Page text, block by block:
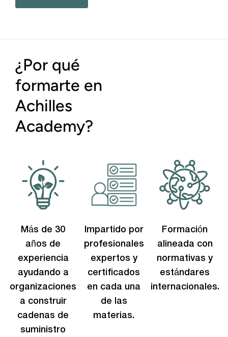
¿Por qué
formarte en
Achilles
Academy?
Más de 30
años de
experiencia
ayudando a
organizaciones
a construir
cadenas de
suministro
Impartido por
profesionales
expertos y
certificados
en cada una
de las
materias.
Formación
alineada con
normativas y
estándares
internacionales.